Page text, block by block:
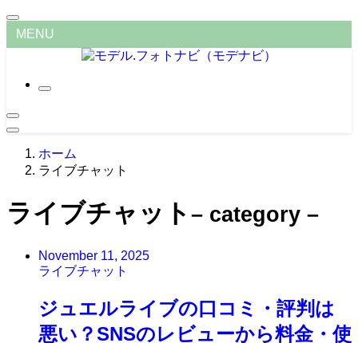
MENU
ホーム
ライブチャット
ライブチャット – category –
November 11, 2025
ライブチャット
ジュエルライブの口コミ・評判は
悪い？SNSのレビューから料金・使